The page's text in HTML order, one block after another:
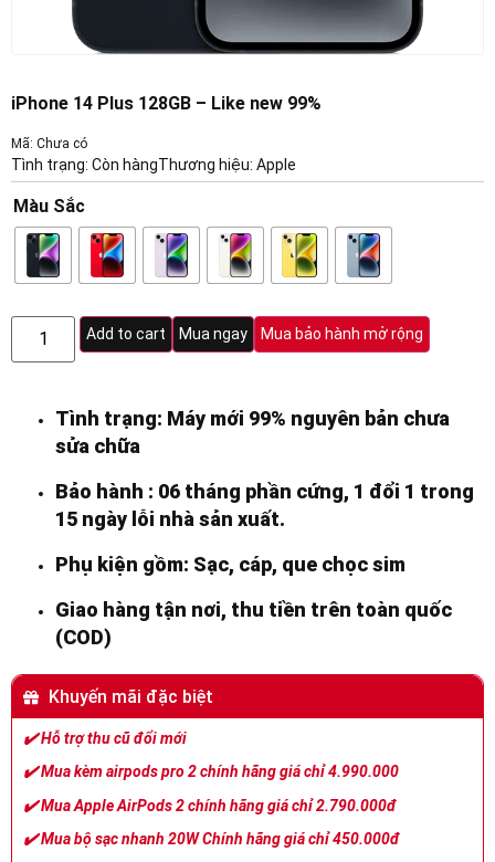
iPhone 14 Plus 128GB – Like new 99%
Mã: Chưa có
Tình trạng: Còn hàngThương hiệu: Apple
Màu Sắc
Add to cart Mua ngay Mua bảo hành mở rộng
Tình trạng: Máy mới 99% nguyên bản chưa
sửa chữa
Bảo hành : 06 tháng phần cứng, 1 đổi 1 trong
15 ngày lỗi nhà sản xuất.
Phụ kiện gồm: Sạc, cáp, que chọc sim
Giao hàng tận nơi, thu tiền trên toàn quốc
(COD)
Khuyến mãi đặc biệt
✔️Hỗ trợ thu cũ đổi mới
✔️Mua kèm airpods pro 2 chính hãng giá chỉ 4.990.000
✔️Mua Apple AirPods 2 chính hãng giá chỉ 2.790.000đ
✔️Mua bộ sạc nhanh 20W Chính hãng giá chỉ 450.000đ